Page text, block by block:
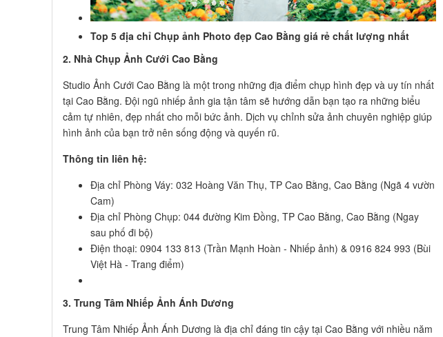
Top 5 địa chỉ Chụp ảnh Photo đẹp Cao Bằng giá rẻ chất lượng nhất
2. Nhà Chụp Ảnh Cưới Cao Bằng
Studio Ảnh Cưới Cao Bằng là một trong những địa điểm chụp hình đẹp và uy tín nhất
tại Cao Bằng. Đội ngũ nhiếp ảnh gia tận tâm sẽ hướng dẫn bạn tạo ra những biểu
cảm tự nhiên, đẹp nhất cho mỗi bức ảnh. Dịch vụ chỉnh sửa ảnh chuyên nghiệp giúp
hình ảnh của bạn trở nên sống động và quyến rũ.
Thông tin liên hệ:
Địa chỉ Phòng Váy: 032 Hoàng Văn Thụ, TP Cao Bằng, Cao Bằng (Ngã 4 vườn
Cam)
Địa chỉ Phòng Chụp: 044 đường Kim Đồng, TP Cao Bằng, Cao Bằng (Ngay
sau phố đi bộ)
Điện thoại: 0904 133 813 (Trần Mạnh Hoàn - Nhiếp ảnh) & 0916 824 993 (Bùi
Việt Hà - Trang điểm)
3. Trung Tâm Nhiếp Ảnh Ánh Dương
Trung Tâm Nhiếp Ảnh Ánh Dương là địa chỉ đáng tin cậy tại Cao Bằng với nhiều năm